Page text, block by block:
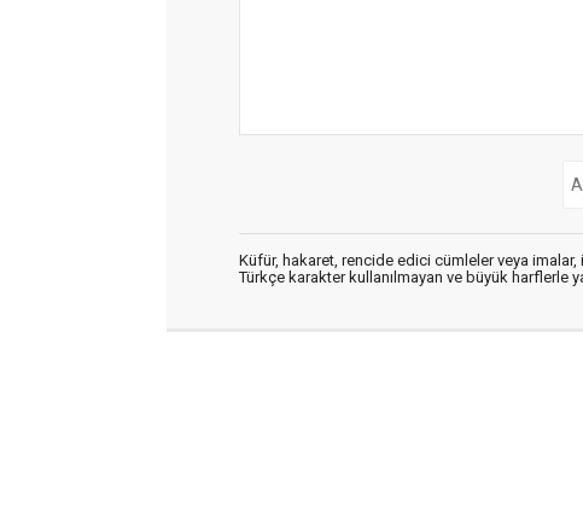
Küfür, hakaret, rencide edici cümleler veya imalar,
Türkçe karakter kullanılmayan ve büyük harflerle